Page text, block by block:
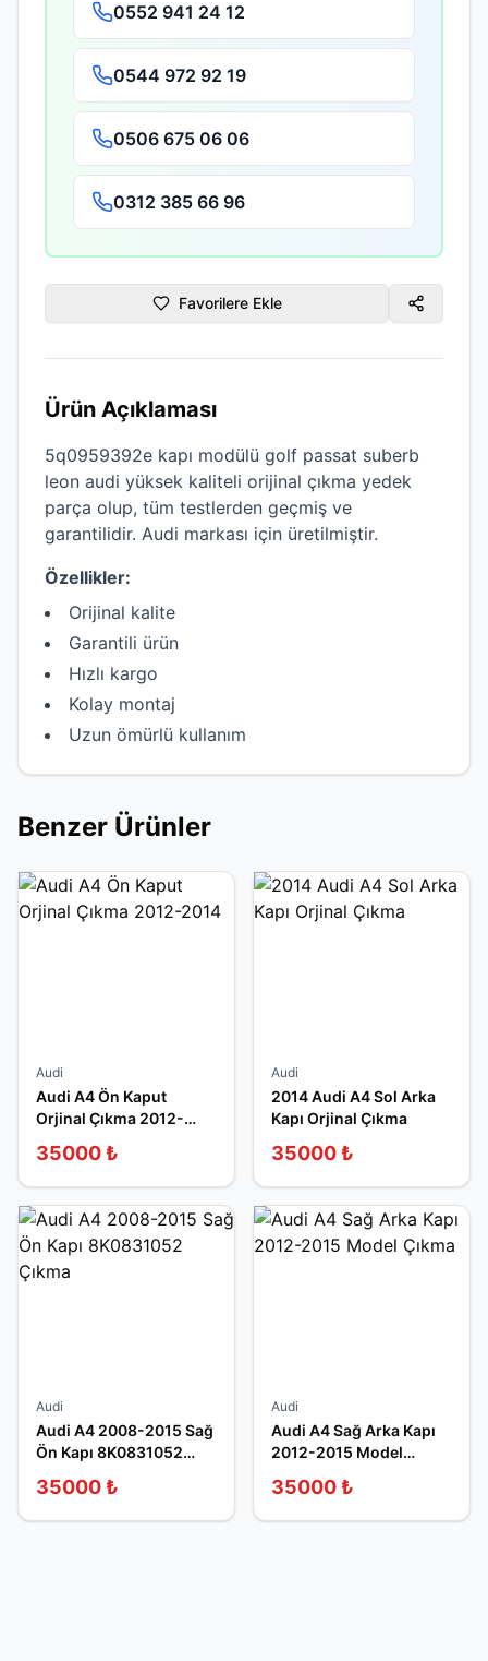
0552 941 24 12
0544 972 92 19
0506 675 06 06
0312 385 66 96
Favorilere Ekle
Ürün Açıklaması
5q0959392e kapı modülü golf passat suberb
leon audi yüksek kaliteli orijinal çıkma yedek
parça olup, tüm testlerden geçmiş ve
garantilidir. Audi markası için üretilmiştir.
Özellikler:
Orijinal kalite
Garantili ürün
Hızlı kargo
Kolay montaj
Uzun ömürlü kullanım
Benzer Ürünler
Audi
Audi A4 Ön Kaput
Orjinal Çıkma 2012-
35000 ₺
Audi
2014 Audi A4 Sol Arka
Kapı Orjinal Çıkma
35000 ₺
Audi
Audi A4 2008-2015 Sağ
Ön Kapı 8K0831052
35000 ₺
Audi
Audi A4 Sağ Arka Kapı
2012-2015 Model
35000 ₺